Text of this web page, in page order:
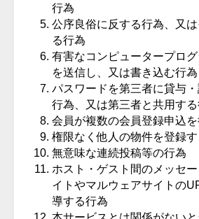
行為
公序良俗に反する行為、又
る行為
有害なコンピュータープロ
を送信し、又は書き込む行為
パスワードを第三者に貸与
行為、又は第三者と共用す
会員が複数の会員登録申込
権限なく他人の物件を登録
無意味な連続投稿等の行為
ホスト・ゲスト間のメッセ
イトやマルウェアサイトの
導する行為